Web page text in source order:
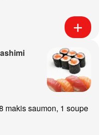
makis saumon, 1 soupe